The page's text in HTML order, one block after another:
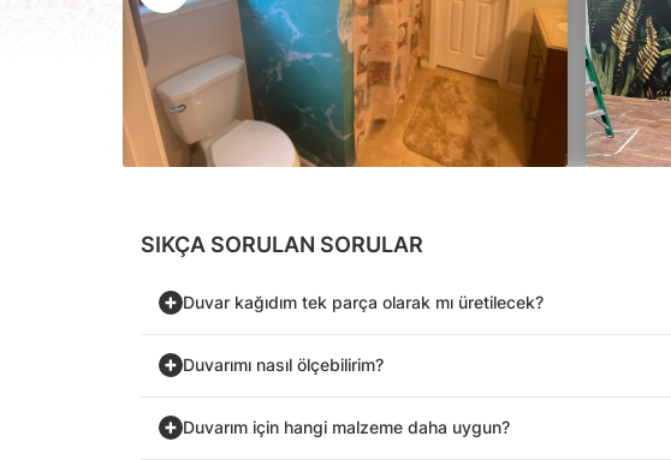
SIKÇA SORULAN SORULAR
Duvar kağıdım tek parça olarak mı üretilecek?
Duvarımı nasıl ölçebilirim?
Duvarım için hangi malzeme daha uygun?